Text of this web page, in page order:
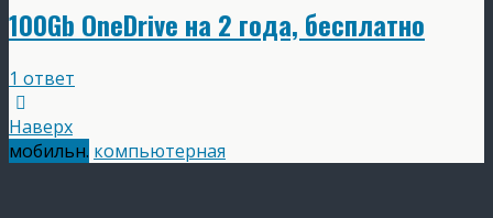
100Gb OneDrive на 2 года, бесплатно
1 ответ
Наверх
мобильн. компьютерная